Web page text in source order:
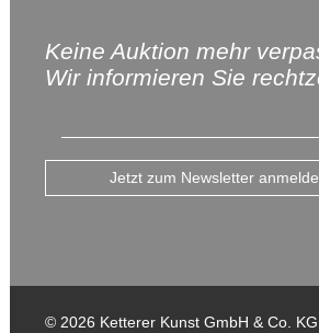
Keine Auktion mehr
Wir informieren Sie
Jetzt zum Newsletter
© 2026 Ketterer Kunst GmbH & Co. KG